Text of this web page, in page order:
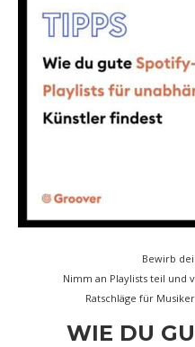
Bewirb
Nimm an Playlists teil und
Ratschläge für Musiker
WIE DU